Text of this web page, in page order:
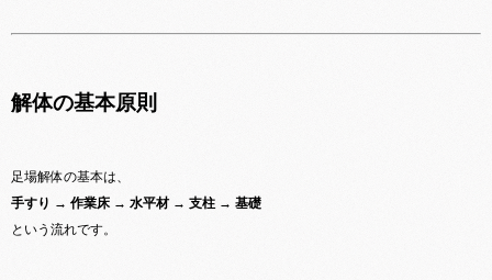
解体の基本原則
足場解体の基本は、
手すり → 作業床 → 水平材 → 支柱 → 基礎
という流れです。